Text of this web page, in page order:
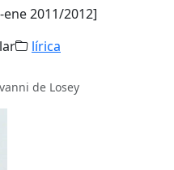
2011/2012]
lírica
de Losey